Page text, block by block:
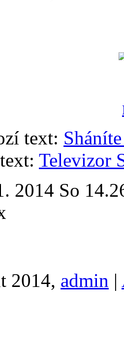
text:
Televizor
2014 So
2014, admin |